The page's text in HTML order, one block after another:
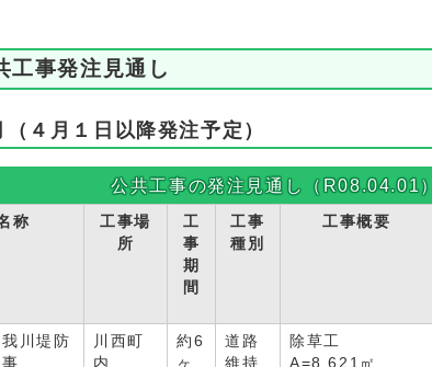
工事発注見通し
４月１日以降発注予定）
公共工事の発注見通し（R08.04.01）
称
工事場
所
工
事
期
間
工事
種別
工事概要
川堤防
川西町
内
約6
ヶ
道路
維持
除草工
A=8,621㎡